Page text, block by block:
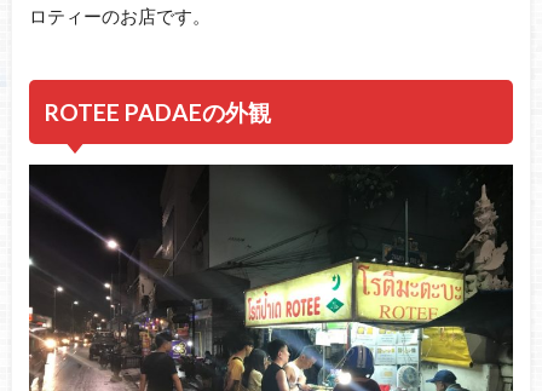
ロティーのお店です。
ROTEE PADAEの外観